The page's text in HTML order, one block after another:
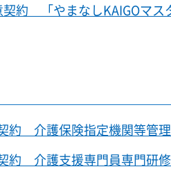
約 「やまなしKAIGOマス
介護保険指定機関等管理
介護支援専門員専門研